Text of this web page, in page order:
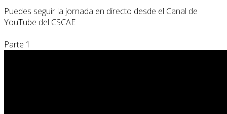
Puedes seguir la jornada en directo desde el Canal de
YouTube del CSCAE
Parte 1